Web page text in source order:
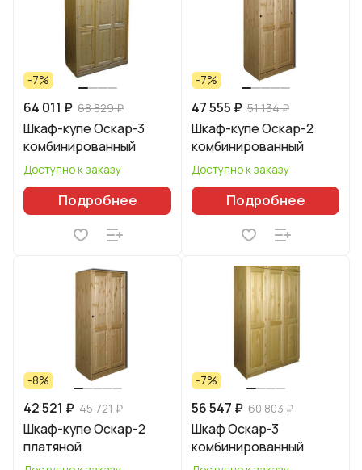
-7%
64 011 ₽ 68 829 ₽
Шкаф-купе Оскар-3
комбинированный
Доступно к заказу
Подробнее
-7%
47 555 ₽ 51 134 ₽
Шкаф-купе Оскар-2
комбинированный
Доступно к заказу
Подробнее
-8%
42 521 ₽ 45 721 ₽
Шкаф-купе Оскар-2
платяной
-7%
56 547 ₽ 60 803 ₽
Шкаф Оскар-3
комбинированный